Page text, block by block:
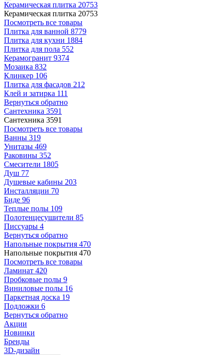
Керамическая плитка 20753
Керамическая плитка 20753
Посмотреть все товары
Плитка для ванной 8779
Плитка для кухни 1884
Плитка для пола 552
Керамогранит 9374
Мозаика 832
Клинкер 106
Плитка для фасадов 212
Клей и затирка 111
Вернуться обратно
Сантехника 3591
Сантехника 3591
Посмотреть все товары
Ванны 319
Унитазы 469
Раковины 352
Смесители 1805
Душ 77
Душевые кабины 203
Инсталляции 70
Биде 96
Теплые полы 109
Полотенцесушители 85
Писсуары 4
Вернуться обратно
Напольные покрытия 470
Напольные покрытия 470
Посмотреть все товары
Ламинат 420
Пробковые полы 9
Виниловые полы 16
Паркетная доска 19
Подложки 6
Вернуться обратно
Акции
Новинки
Бренды
3D-дизайн